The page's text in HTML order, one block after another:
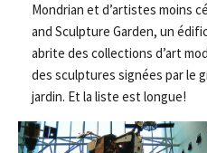
Mondrian et d’artistes moins
and Sculpture Garden, un
abrite des collections d’art
des sculptures signées par le
jardin. Et la liste est longue!